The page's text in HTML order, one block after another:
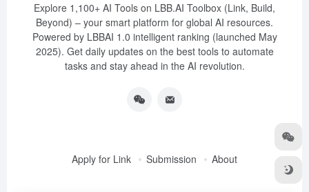
Explore 1,100+ AI Tools on LBB.AI Toolbox (Link, Build,
Beyond) – your smart platform for global AI resources.
Powered by LBBAI 1.0 intelligent ranking (launched May
2025). Get daily updates on the best tools to automate
tasks and stay ahead in the AI revolution.
Apply for Link Submission About